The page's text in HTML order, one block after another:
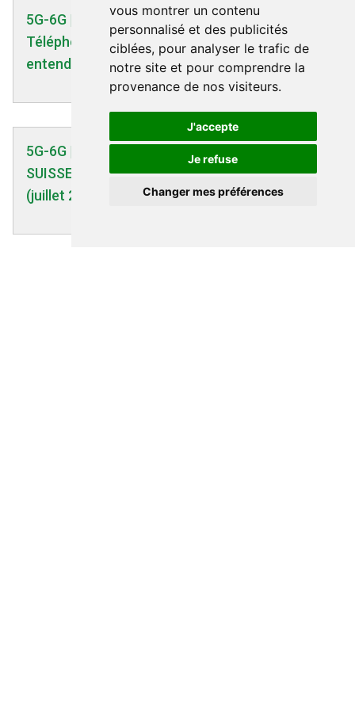
vous montrer un contenu
personnalisé et des publicités
ciblées, pour analyser le trafic de
notre site et pour comprendre la
provenance de nos visiteurs.
J'accepte
Je refuse
Changer mes préférences
5G-6G | 11/07/2019
Téléphonie : les anti 5G veulent se faire
entendre - ladepeche.fr - 30/06/2019
5G-6G | 17/07/2020
SUISSE - Mesures de la 5G par David Bruno
(juillet 2020)